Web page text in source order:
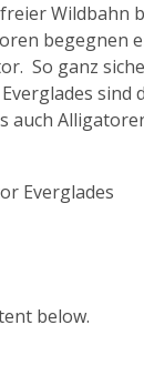
Wildbahn
begegnen
So ganz
sind
auch
below.